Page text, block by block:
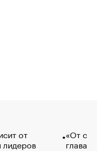
от
лидеров
«От
глава